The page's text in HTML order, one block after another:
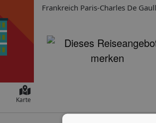
Karte
Frankreich Paris-Charles De